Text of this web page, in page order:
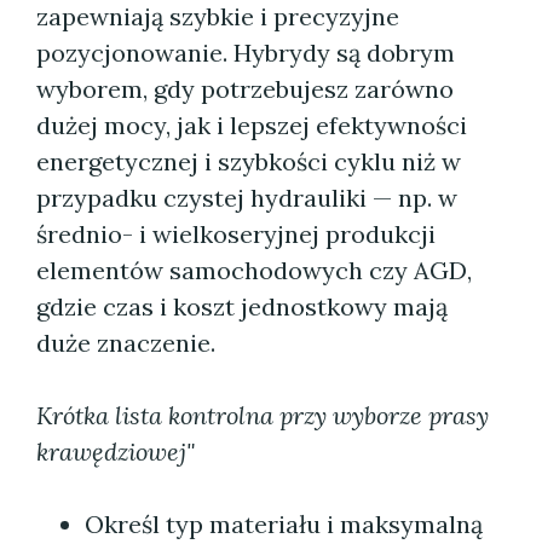
zapewniają szybkie i precyzyjne
pozycjonowanie. Hybrydy są dobrym
wyborem, gdy potrzebujesz zarówno
dużej mocy, jak i lepszej efektywności
energetycznej i szybkości cyklu niż w
przypadku czystej hydrauliki — np. w
średnio- i wielkoseryjnej produkcji
elementów samochodowych czy AGD,
gdzie czas i koszt jednostkowy mają
duże znaczenie.
Krótka lista kontrolna przy wyborze prasy
krawędziowej"
Określ typ materiału i maksymalną